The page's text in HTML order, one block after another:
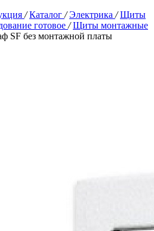
/ Каталог / Электрика / Щиты
готовое / Щиты монтажные
SF без монтажной платы